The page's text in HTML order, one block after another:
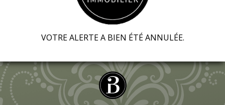
VOTRE ALERTE A BIEN ÉTÉ ANNULÉE.